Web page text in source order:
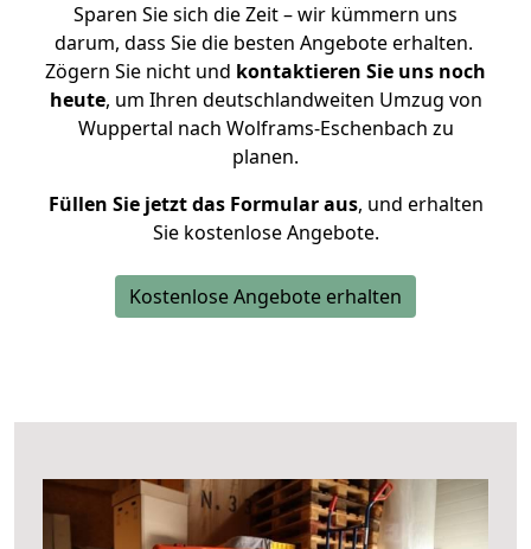
Sparen Sie sich die Zeit – wir kümmern uns
darum, dass Sie die besten Angebote erhalten.
Zögern Sie nicht und kontaktieren Sie uns noch
heute, um Ihren deutschlandweiten Umzug von
Wuppertal nach Wolframs-Eschenbach zu
planen.
Füllen Sie jetzt das Formular aus, und erhalten
Sie kostenlose Angebote.
Kostenlose Angebote erhalten